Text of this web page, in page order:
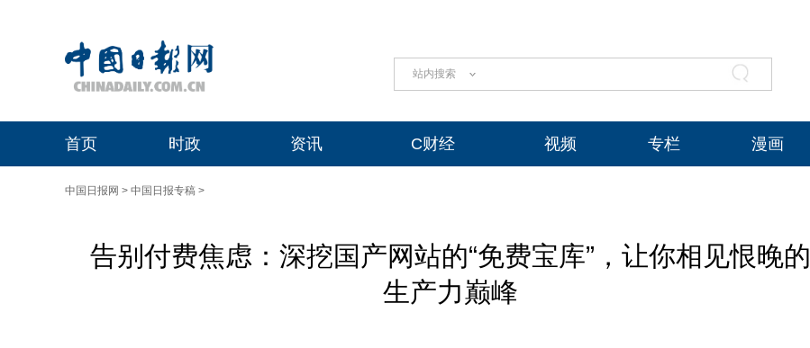
站内搜索
首页 时政 资讯 C财经 视频 专栏 漫画
中国日报网 > 中国日报专稿 >
告别付费焦虑：深挖国产网站的“免费宝库”，让你相见恨晚的
生产力巅峰